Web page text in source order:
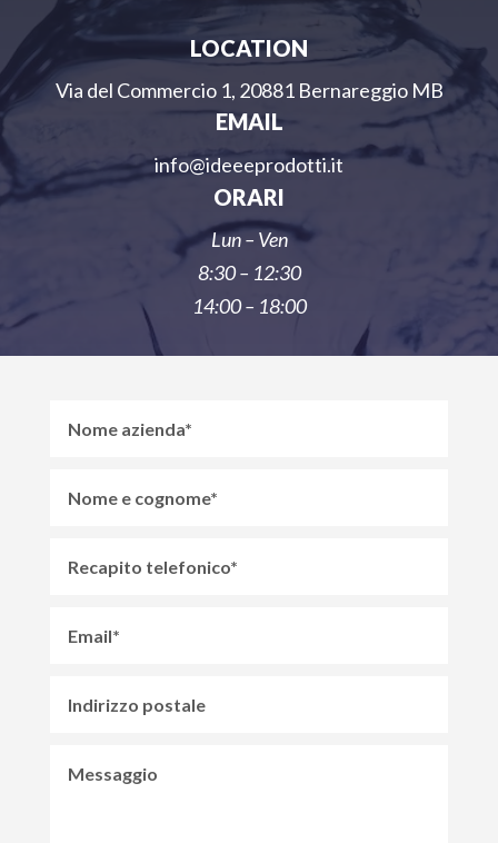
LOCATION
Via del Commercio 1, 20881 Bernareggio MB
EMAIL
info@ideeeprodotti.it
ORARI
Lun – Ven
8:30 – 12:30
14:00 – 18:00